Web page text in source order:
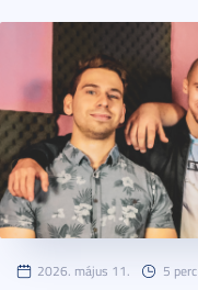
2026. május 11. 5 perc